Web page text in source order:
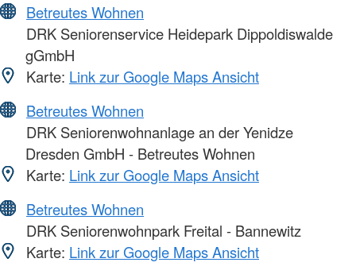
Betreutes Wohnen
DRK Seniorenservice Heidepark Dippoldiswalde
gGmbH
Karte: Link zur Google Maps Ansicht
Betreutes Wohnen
DRK Seniorenwohnanlage an der Yenidze
Dresden GmbH - Betreutes Wohnen
Karte: Link zur Google Maps Ansicht
Betreutes Wohnen
DRK Seniorenwohnpark Freital - Bannewitz
Karte: Link zur Google Maps Ansicht